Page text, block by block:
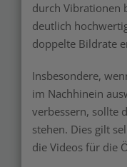
durch Vibrationen
deutlich
doppelte Bildrate
Insbesondere,
im Nachhinein
verbessern, sollte
stehen. Dies gilt
die Videos für die